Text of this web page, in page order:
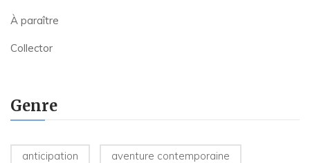
À paraître
Collector
Genre
anticipation aventure contemporaine